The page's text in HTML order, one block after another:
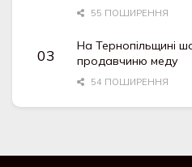
55 ПОШИРЕННЯ
На Тернопільщині
продавчиню меду
54 ПОШИРЕННЯ